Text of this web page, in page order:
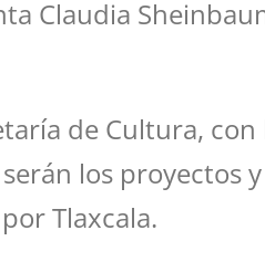
Claudia
de Cultura, con
los proyectos y
Tlaxcala.